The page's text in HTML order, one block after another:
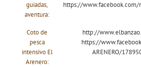
guiadas,
aventura:
https://www.facebook.com/
Coto de
pesca
intensivo El
Arenero:
http://
https://
ARENERO/